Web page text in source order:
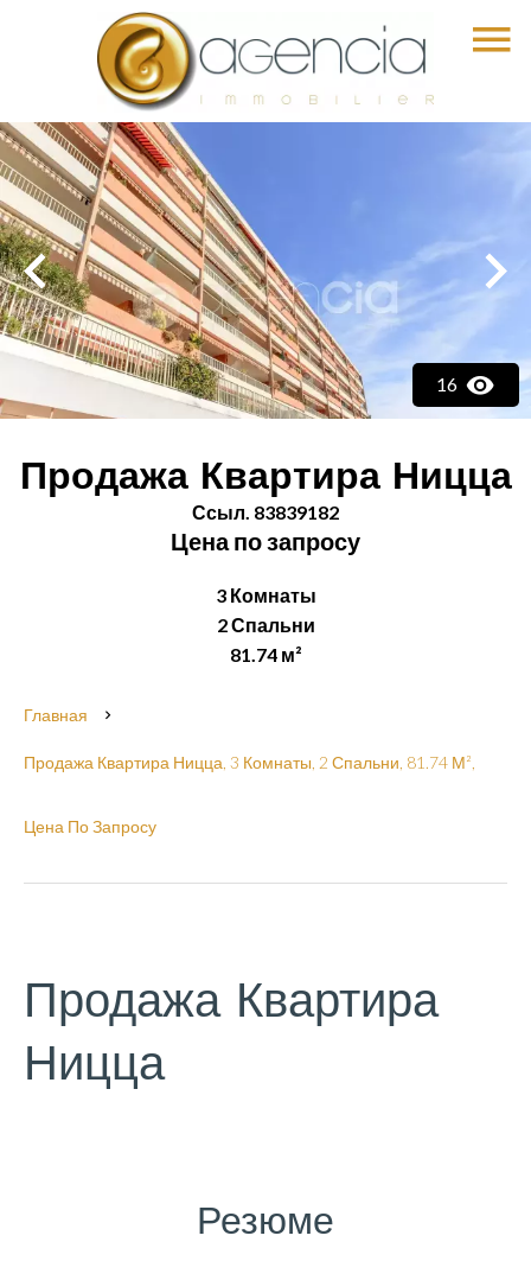
16
Продажа Квартира Ницца
Ссыл. 83839182
Цена по запросу
3 Комнаты
2 Спальни
81.74 м²
Главная
Продажа Квартира Ницца, 3 Комнаты, 2 Спальни, 81.74 М²,
Цена По Запросу
Продажа Квартира
Ницца
Резюме